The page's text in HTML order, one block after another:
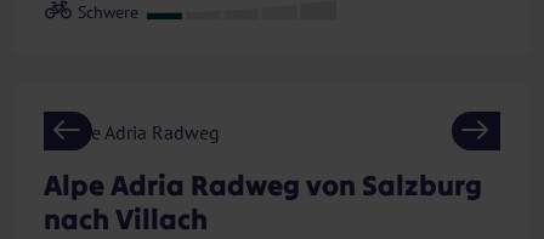
Previous Next
Alpe Adria Radweg von Salzburg
nach Villach